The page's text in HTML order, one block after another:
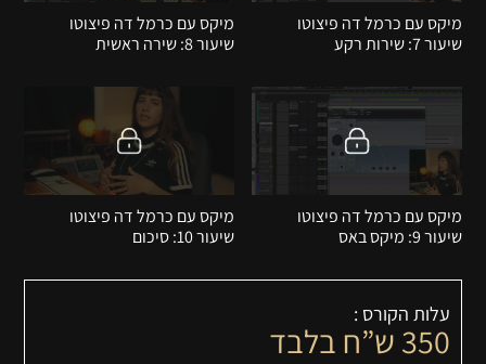
מיקס עם כרמל דה פיצוטו
שיעור 7: שירות רקע
מיקס עם כרמל דה פיצוטו
שיעור 8: שירה ראשית
מיקס עם כרמל דה פיצוטו
שיעור 9: מיקס באס
מיקס עם כרמל דה פיצוטו
שיעור 10: סיכום
עלות הקורס :
350 ש”ח בלבד